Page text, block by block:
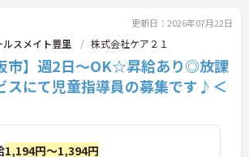
更新日：2026年07月22日
スメイト豊里 株式会社ケア２１
市】週2日～OK☆昇給あり◎放課
スにて児童指導員の募集です♪＜
1,194円～1,394円